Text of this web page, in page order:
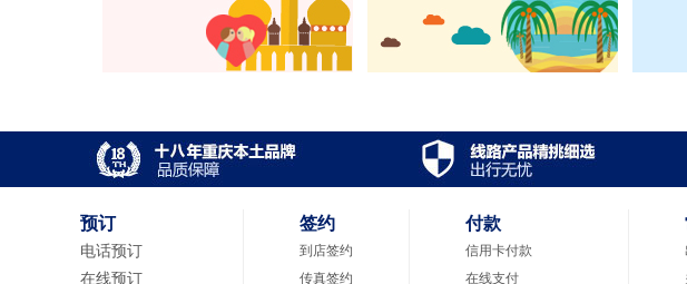
预订
电话预订
在线预订
签约
到店签约
传真签约
付款
信用卡付款
在线支付